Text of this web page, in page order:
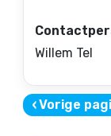
Willem Tel
‹Vorige